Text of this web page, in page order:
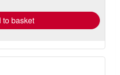
to basket